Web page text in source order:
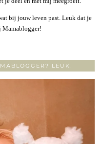
bij jouw leven past. Leuk dat je
Mamablogger!
LEUK!